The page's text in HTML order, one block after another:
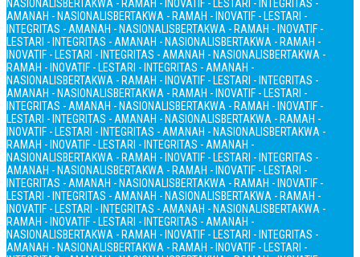
NASIONALISBERTAKWA - RAMAH - INOVATIF - LESTARI - INTEGRITAS -
AMANAH - NASIONALISBERTAKWA - RAMAH - INOVATIF - LESTARI -
INTEGRITAS - AMANAH - NASIONALISBERTAKWA - RAMAH - INOVATIF -
LESTARI - INTEGRITAS - AMANAH - NASIONALISBERTAKWA - RAMAH -
INOVATIF - LESTARI - INTEGRITAS - AMANAH - NASIONALISBERTAKWA -
RAMAH - INOVATIF - LESTARI - INTEGRITAS - AMANAH -
NASIONALISBERTAKWA - RAMAH - INOVATIF - LESTARI - INTEGRITAS -
AMANAH - NASIONALISBERTAKWA - RAMAH - INOVATIF - LESTARI -
INTEGRITAS - AMANAH - NASIONALISBERTAKWA - RAMAH - INOVATIF -
LESTARI - INTEGRITAS - AMANAH - NASIONALISBERTAKWA - RAMAH -
INOVATIF - LESTARI - INTEGRITAS - AMANAH - NASIONALISBERTAKWA -
RAMAH - INOVATIF - LESTARI - INTEGRITAS - AMANAH -
NASIONALISBERTAKWA - RAMAH - INOVATIF - LESTARI - INTEGRITAS -
AMANAH - NASIONALISBERTAKWA - RAMAH - INOVATIF - LESTARI -
INTEGRITAS - AMANAH - NASIONALISBERTAKWA - RAMAH - INOVATIF -
LESTARI - INTEGRITAS - AMANAH - NASIONALISBERTAKWA - RAMAH -
INOVATIF - LESTARI - INTEGRITAS - AMANAH - NASIONALISBERTAKWA -
RAMAH - INOVATIF - LESTARI - INTEGRITAS - AMANAH -
NASIONALISBERTAKWA - RAMAH - INOVATIF - LESTARI - INTEGRITAS -
AMANAH - NASIONALISBERTAKWA - RAMAH - INOVATIF - LESTARI -